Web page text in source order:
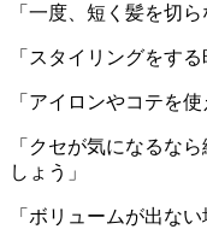
「一度、短く髪を切
「スタイリングをす
「アイロンやコテを
「クセが気になるな
しょう」
「ボリュームが出な